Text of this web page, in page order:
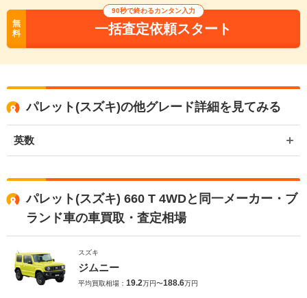
無
料
90秒で終わるカンタン入力
一括査定依頼スタート
パレット(スズキ)の他グレード詳細を見てみる
英数
パレット(スズキ) 660 T 4WDと同一メーカー・ブ
ランド車の車買取・査定相場
スズキ
ジムニー
平均買取相場： 19.2万円〜188.6万円